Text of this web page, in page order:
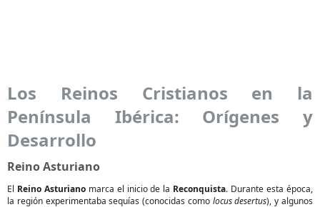
Los Reinos Cristianos en la
Península Ibérica: Orígenes y
Desarrollo
Reino Asturiano
El Reino Asturianomarca el inicio de la Reconquista. Durante esta época,
la región experimentaba sequías (conocidas como locus desertus), y algunos